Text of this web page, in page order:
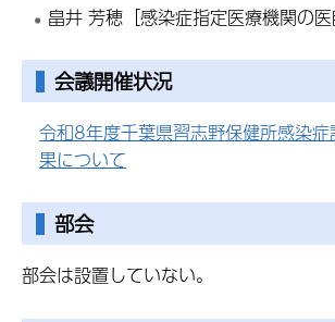
畠井 芳穂［感染症指定医療機関の医
会議開催状況
令和8年度千葉県習志野保健所感染
果について
部会
部会は設置していない。